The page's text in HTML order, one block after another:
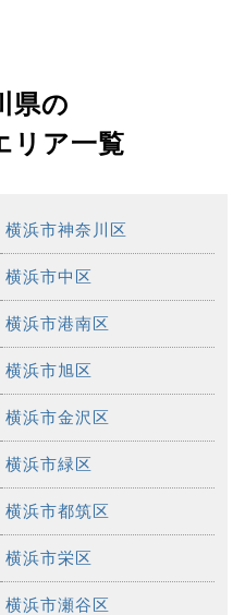
県の
リア一覧
横浜市神奈川区
横浜市中区
横浜市港南区
横浜市旭区
横浜市金沢区
横浜市緑区
横浜市都筑区
横浜市栄区
横浜市瀬谷区